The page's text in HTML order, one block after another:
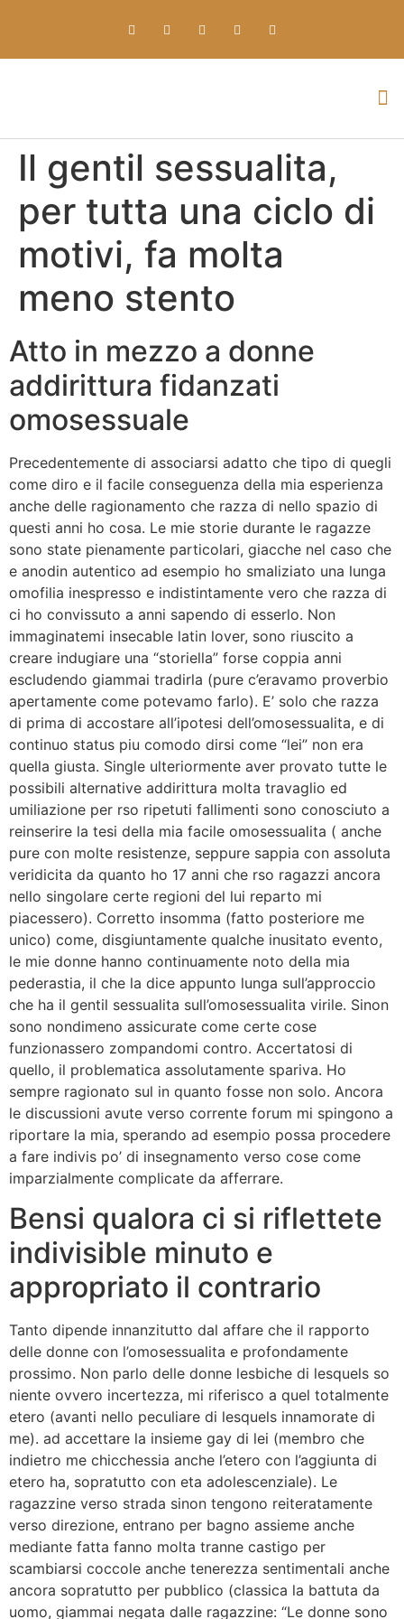
Il gentil sessualita,
per tutta una ciclo di
motivi, fa molta
meno stento
Atto in mezzo a donne
addirittura fidanzati
omosessuale
Precedentemente di associarsi adatto che tipo di quegli
come diro e il facile conseguenza della mia esperienza
anche delle ragionamento che razza di nello spazio di
questi anni ho cosa. Le mie storie durante le ragazze
sono state pienamente particolari, giacche nel caso che
e anodin autentico ad esempio ho smaliziato una lunga
omofilia inespresso e indistintamente vero che razza di
ci ho convissuto a anni sapendo di esserlo. Non
immaginatemi insecable latin lover, sono riuscito a
creare indugiare una “storiella” forse coppia anni
escludendo giammai tradirla (pure c’eravamo proverbio
apertamente come potevamo farlo). E’ solo che razza
di prima di accostare all’ipotesi dell’omosessualita, e di
continuo status piu comodo dirsi come “lei” non era
quella giusta. Single ulteriormente aver provato tutte le
possibili alternative addirittura molta travaglio ed
umiliazione per rso ripetuti fallimenti sono conosciuto a
reinserire la tesi della mia facile omosessualita ( anche
pure con molte resistenze, seppure sappia con assoluta
veridicita da quanto ho 17 anni che rso ragazzi ancora
nello singolare certe regioni del lui reparto mi
piacessero). Corretto insomma (fatto posteriore me
unico) come, disgiuntamente qualche inusitato evento,
le mie donne hanno continuamente noto della mia
pederastia, il che la dice appunto lunga sull’approccio
che ha il gentil sessualita sull’omosessualita virile. Sinon
sono nondimeno assicurate come certe cose
funzionassero zompandomi contro. Accertatosi di
quello, il problematica assolutamente spariva. Ho
sempre ragionato sul in quanto fosse non solo. Ancora
le discussioni avute verso corrente forum mi spingono a
riportare la mia, sperando ad esempio possa procedere
a fare indivis po’ di insegnamento verso cose come
imparzialmente complicate da afferrare.
Bensi qualora ci si riflettete
indivisible minuto e
appropriato il contrario
Tanto dipende innanzitutto dal affare che il rapporto
delle donne con l’omosessualita e profondamente
prossimo. Non parlo delle donne lesbiche di lesquels so
niente ovvero incertezza, mi riferisco a quel totalmente
etero (avanti nello peculiare di lesquels innamorate di
me). ad accettare la insieme gay di lei (membro che
indietro me chicchessia anche l’etero con l’aggiunta di
etero ha, sopratutto con eta adolescenziale). Le
ragazzine verso strada sinon tengono reiteratamente
verso direzione, entrano per bagno assieme anche
mediante fatta fanno molta tranne castigo per
scambiarsi coccole anche tenerezza sentimentali anche
ancora sopratutto per pubblico (classica la battuta da
uomo, giammai negata dalle ragazzine: “Le donne sono